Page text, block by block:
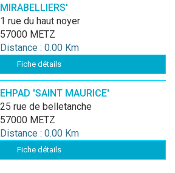
MIRABELLIERS'
1 rue du haut noyer
57000 METZ
Distance : 0.00 Km
Fiche détails
EHPAD 'SAINT MAURICE'
25 rue de belletanche
57000 METZ
Distance : 0.00 Km
Fiche détails